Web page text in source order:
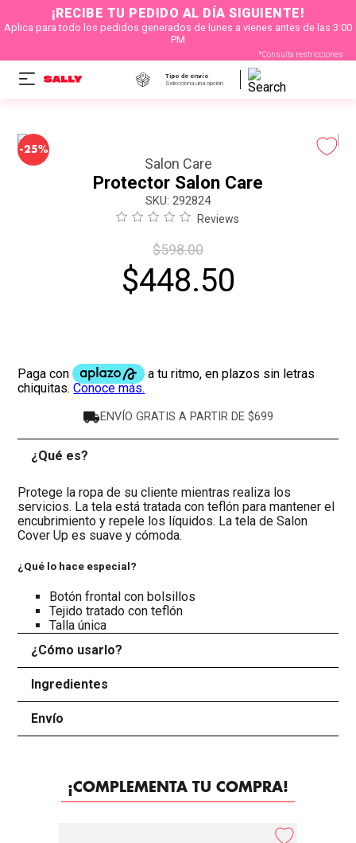
¡RECIBE TU PEDIDO AL DÍA SIGUIENTE!
Aplica para todo los pedidos generados de lunes a vienes antes de las 3:00
PM
*Consulta restricciones
Tipo de envío
Selecciona una opción
-25%
Salon Care
Protector Salon Care
: 292824
Reviews
$598.00
$448.50
ENVÍO GRATIS A PARTIR DE $699
¿Qué es?
Protege la ropa de su cliente mientras realiza los
servicios. La tela está tratada con teflón para mantener el
encubrimiento y repele los líquidos. La tela de Salon
Cover Up es suave y cómoda.
¿Qué lo hace especial?
Botón frontal con bolsillos
Tejido tratado con teflón
Talla única
¿Cómo usarlo?
Ingredientes
Envío
¡COMPLEMENTA TU COMPRA!